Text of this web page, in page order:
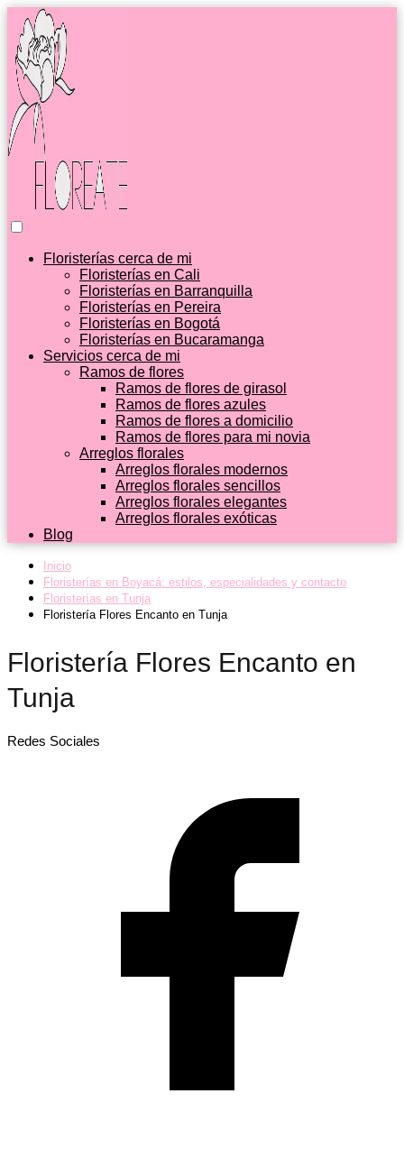
Floristerías cerca de mi
Floristerías en Cali
Floristerías en Barranquilla
Floristerías en Pereira
Floristerías en Bogotá
Floristerías en Bucaramanga
Servicios cerca de mi
Ramos de flores
Ramos de flores de girasol
Ramos de flores azules
Ramos de flores a domicilio
Ramos de flores para mi novia
Arreglos florales
Arreglos florales modernos
Arreglos florales sencillos
Arreglos florales elegantes
Arreglos florales exóticas
Blog
Inicio
Floristerías en Boyacá: estilos, especialidades y contacto
Floristerías en Tunja
Floristería Flores Encanto en Tunja
Floristería Flores Encanto en
Tunja
Redes Sociales